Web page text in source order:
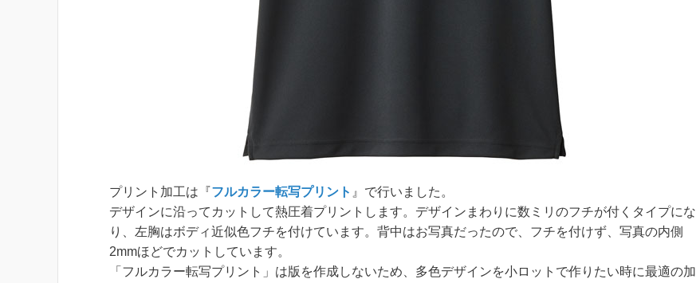
プリント加工は『フルカラー転写プリント 』で行いました。
デザインに沿ってカットして熱圧着プリントします。デザインまわりに数ミリのフチが付くタイプにな
り、左胸はボディ近似色フチを付けています。背中はお写真だったので、フチを付けず、写真の内側
2mmほどでカットしています。
「フルカラー転写プリント」は版を作成しないため、多色デザインを小ロットで作りたい時に最適の加